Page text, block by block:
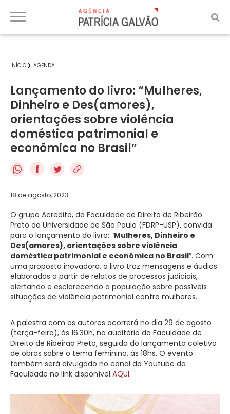
INÍCIO AGENDA
Lançamento do livro: “Mulheres,
Dinheiro e Des(amores),
orientações sobre violência
doméstica patrimonial e
econômica no Brasil”
f
18 de agosto, 2023
O grupo Acredito, da Faculdade de Direito de Ribeirão
Preto da Universidade de São Paulo (FDRP-USP), convida
para o lançamento do livro: “Mulheres, Dinheiro e
Des(amores), orientações sobre violência
doméstica patrimonial e econômica no Brasil”. Com
uma proposta inovadora, o livro traz mensagens e áudios
elaborados a partir de relatos de processos judiciais,
alertando e esclarecendo a população sobre possíveis
situações de violência patrimonial contra mulheres.
A palestra com os autores ocorrerá no dia 29 de agosto
(terça-feira), às 16:30h, no auditório da Faculdade de
Direito de Ribeirão Preto, seguida do lançamento coletivo
de obras sobre o tema feminino, às 18hs. O evento
também será divulgado no canal do Youtube da
Faculdade no link disponível AQUI.